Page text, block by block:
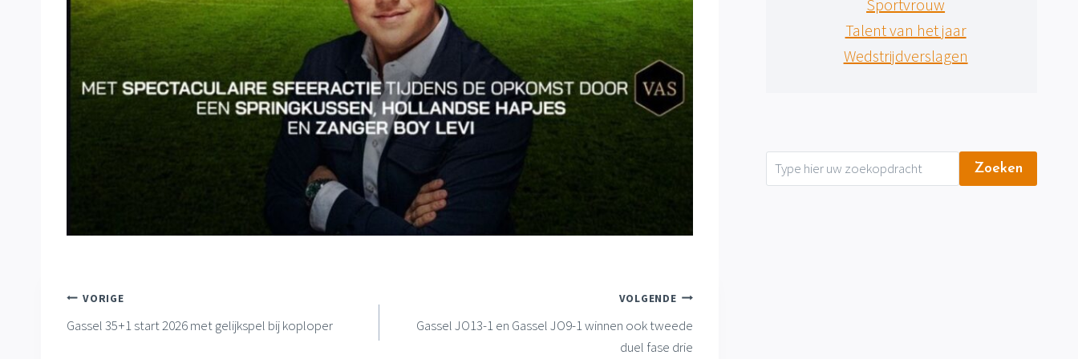
Bericht
navigatie
VORIGE
Gassel 35+1 start 2026 met gelijkspel bij koploper
VOLGENDE
Gassel JO13-1 en Gassel JO9-1 winnen ook tweede
duel fase drie
Sportvrouw
Talent van het jaar
Wedstrijdverslagen
Zoeken